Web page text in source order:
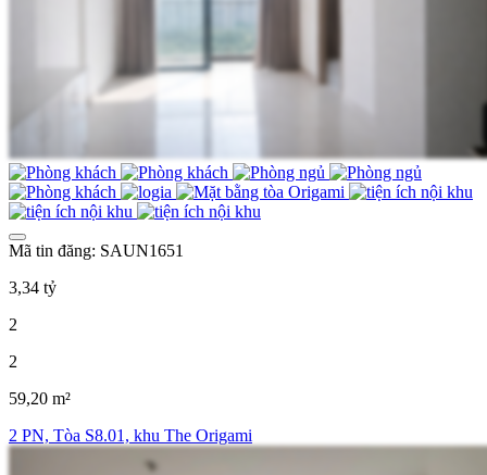
Mã tin đăng: SAUN1651
3,34 tỷ
2
2
59,20 m²
2 PN, Tòa S8.01, khu The Origami